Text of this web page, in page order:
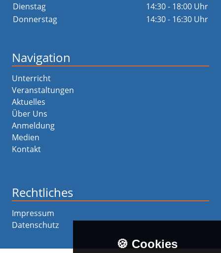
Dienstag
14:30 - 18:00 Uhr
Donnerstag
14:30 - 16:30 Uhr
Navigation
Unterricht
Veranstaltungen
Aktuelles
Über Uns
Anmeldung
Medien
Kontakt
Rechtliches
Impressum
Datenschutz
🍪 Cookies